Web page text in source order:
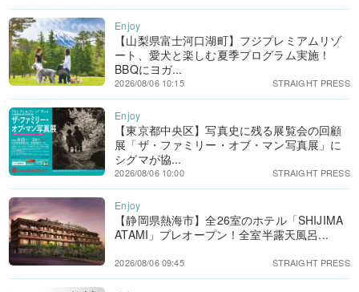
【山梨県富士河口湖町】フジプレミアムリゾ
ート、愛犬と楽しむ夏季プログラム実施！
BBQにヨガ...
STRAIGHT PRESS
2026/08/06 10:15
【東京都中央区】写真史に残る展覧会の回顧
展「ザ・ファミリー・オブ・マン写真展」に
シグマが協...
STRAIGHT PRESS
2026/08/06 10:00
【静岡県熱海市】全26室のホテル「SHIJIMA
ATAMI」プレオープン！全室半露天風呂...
STRAIGHT PRESS
2026/08/06 09:45